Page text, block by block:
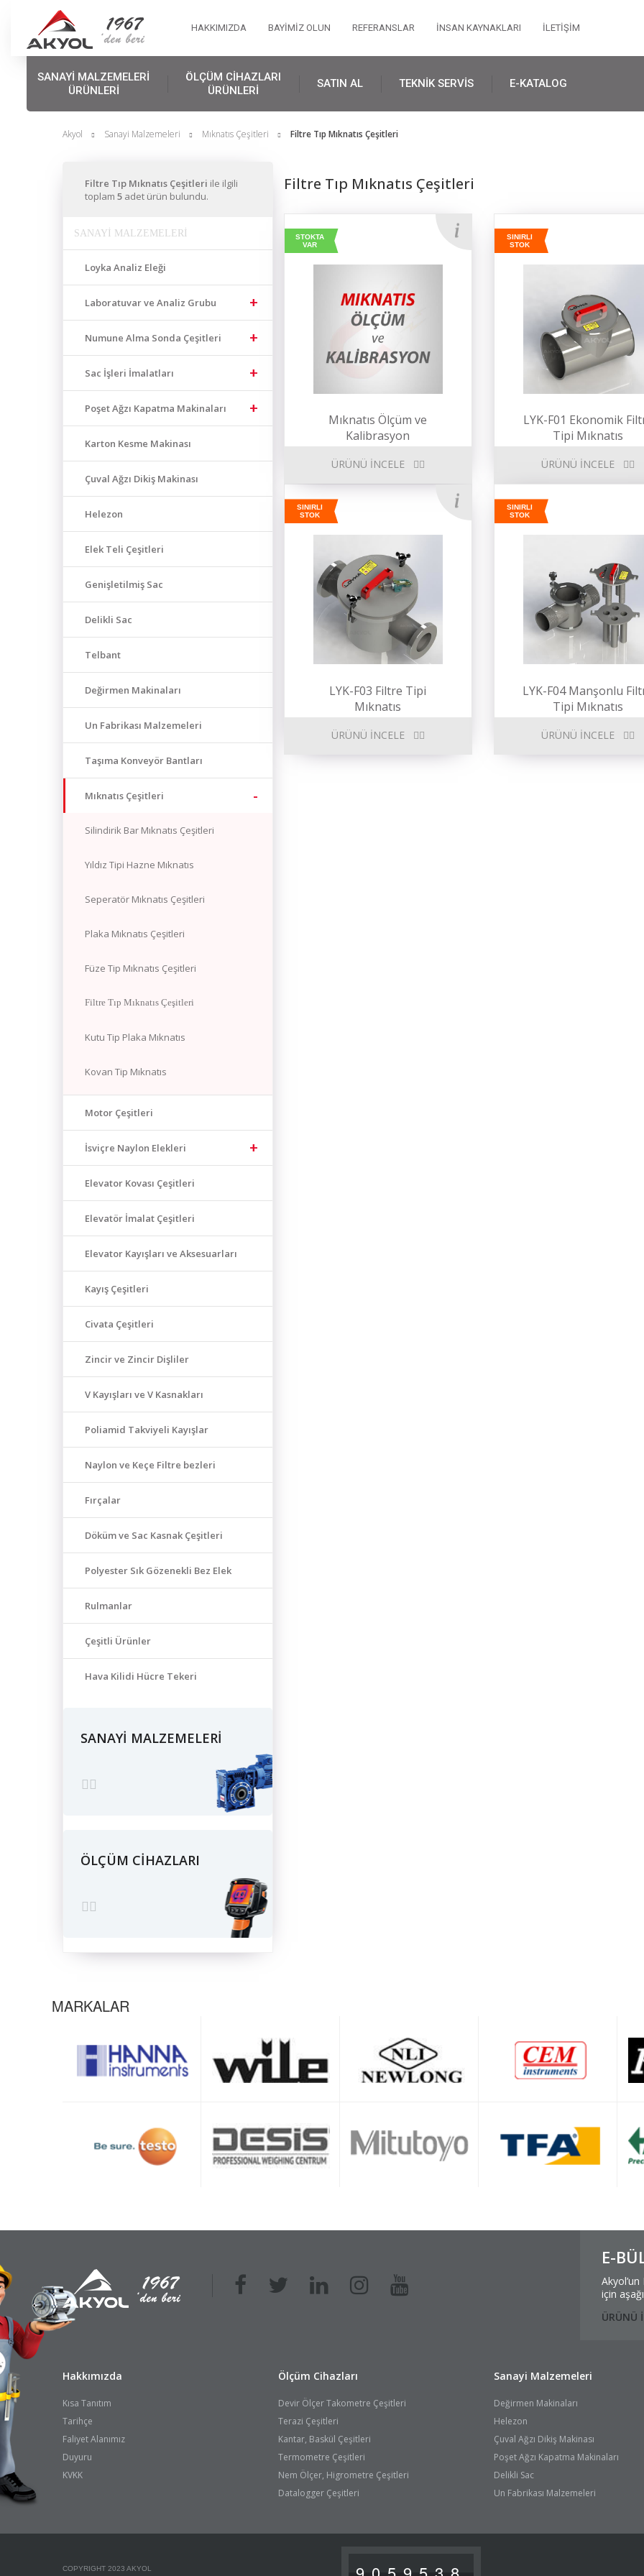
HAKKIMIZDA BAYİMİZ OLUN REFERANSLAR İNSAN KAYNAKLARI İLETİŞİM
SANAYİ MALZEMELERİ
ÜRÜNLERİ
ÖLÇÜM CİHAZLARI
ÜRÜNLERİ
SATIN AL TEKNİK SERVİS E-KATALOG
Akyol Sanayi Malzemeleri Mıknatıs Çeşitleri Filtre Tıp Mıknatıs Çeşitleri
Filtre Tıp Mıknatıs Çeşitleri ile ilgili
toplam 5 adet ürün bulundu.
SANAYİ MALZEMELERİ
Loyka Analiz Eleği
Laboratuvar ve Analiz Grubu
Numune Alma Sonda Çeşitleri
Sac İşleri İmalatları
Poşet Ağzı Kapatma Makinaları
Karton Kesme Makinası
Çuval Ağzı Dikiş Makinası
Helezon
Elek Teli Çeşitleri
Genişletilmiş Sac
Delikli Sac
Telbant
Değirmen Makinaları
Un Fabrikası Malzemeleri
Taşıma Konveyör Bantları
Mıknatıs Çeşitleri
Silindirik Bar Mıknatıs Çeşitleri
Yıldız Tipi Hazne Mıknatıs
Seperatör Mıknatıs Çeşitleri
Plaka Mıknatıs Çeşitleri
Füze Tip Mıknatıs Çeşitleri
Filtre Tıp Mıknatıs Çeşitleri
Kutu Tip Plaka Mıknatıs
Kovan Tip Mıknatıs
Motor Çeşitleri
İsviçre Naylon Elekleri
Elevator Kovası Çeşitleri
Elevatör İmalat Çeşitleri
Elevator Kayışları ve Aksesuarları
Kayış Çeşitleri
Civata Çeşitleri
Zincir ve Zincir Dişliler
V Kayışları ve V Kasnakları
Poliamid Takviyeli Kayışlar
Naylon ve Keçe Filtre bezleri
Fırçalar
Döküm ve Sac Kasnak Çeşitleri
Polyester Sık Gözenekli Bez Elek
Rulmanlar
Çeşitli Ürünler
Hava Kilidi Hücre Tekeri
SANAYİ MALZEMELERİ
ÖLÇÜM CİHAZLARI
Filtre Tıp Mıknatıs Çeşitleri
SINIRLI
STOK
LYK-F01 Ekonomik
Tipi Mıknatıs
ÜRÜNÜ İNCELE
SINIRLI
STOK
LYK-F03 Filtre Tipi
Mıknatıs
ÜRÜNÜ İNCELE
SINIRLI
STOK
LYK-F04 Manşonlu
Tipi Mıknatıs
ÜRÜNÜ İNCELE
STOKTA
VAR
Mıknatıs Ölçüm ve
Kalibrasyon
ÜRÜNÜ İNCELE
MARKALAR
E-
için
ÜRÜNÜ
Hakkımızda
Kısa Tanıtım
Tarihçe
Faliyet Alanımız
Duyuru
KVKK
Ölçüm Cihazları
Devir Ölçer Takometre Çeşitleri
Terazi Çeşitleri
Kantar, Baskül Çeşitleri
Termometre Çeşitleri
Nem Ölçer, Higrometre Çeşitleri
Datalogger Çeşitleri
Sanayi Malzemeleri
Değirmen Makinaları
Helezon
Çuval Ağzı Dikiş Makinası
Poşet Ağzı Kapatma Makinaları
Delikli Sac
Un Fabrikası Malzemeleri
COPYRIGHT 2023 AKYOL